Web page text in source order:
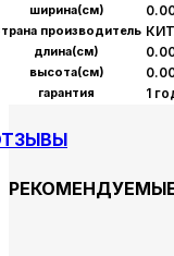
ширина(см)
производитель
длина(см)
высота(см)
гарантия 1